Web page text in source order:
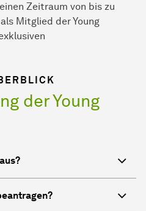
Zeitraum von bis zu
Mitglied der Young
der Young